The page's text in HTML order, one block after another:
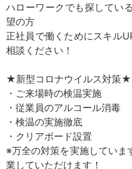
ハローワークでも探してい
望の方
正社員で働くためにスキル
相談ください！
★新型コロナウイルス対策★
・ご来場時の検温実施
・従業員のアルコール消毒
・検温の実施徹底
・クリアボード設置
※万全の対策を実施していま
業していただけます！